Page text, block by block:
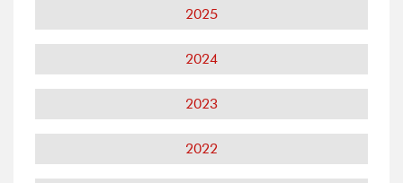
2025
2024
2023
2022